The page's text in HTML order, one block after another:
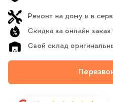
Ремонт на дому и в
Скидка за онлайн заказ
Свой склад